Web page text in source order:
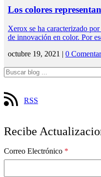
Los colores
Xerox se ha caracterizado
de innovación en color. Por
octubre 19, 2021 | 0
RSS
Recibe
Correo Electrónico *